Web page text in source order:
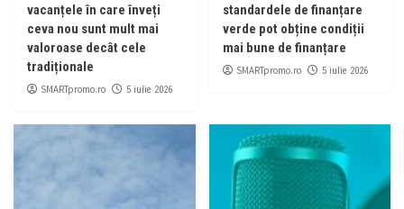
vacanțele în care înveți
ceva nou sunt mult mai
valoroase decât cele
tradiționale
SMARTpromo.ro 5 iulie 2026
standardele de finanțare
verde pot obține condiții
mai bune de finanțare
SMARTpromo.ro 5 iulie 2026